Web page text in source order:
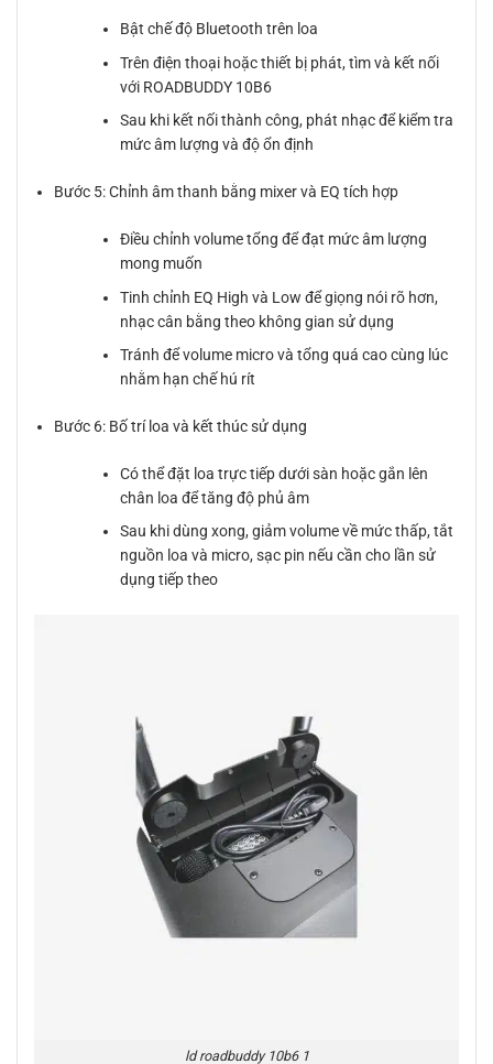
Bật chế độ Bluetooth trên loa
Trên điện thoại hoặc thiết bị phát, tìm và kết nối
với ROADBUDDY 10B6
Sau khi kết nối thành công, phát nhạc để kiểm tra
mức âm lượng và độ ổn định
Bước 5: Chỉnh âm thanh bằng mixer và EQ tích hợp
Điều chỉnh volume tổng để đạt mức âm lượng
mong muốn
Tinh chỉnh EQ High và Low để giọng nói rõ hơn,
nhạc cân bằng theo không gian sử dụng
Tránh để volume micro và tổng quá cao cùng lúc
nhằm hạn chế hú rít
Bước 6: Bố trí loa và kết thúc sử dụng
Có thể đặt loa trực tiếp dưới sàn hoặc gắn lên
chân loa để tăng độ phủ âm
Sau khi dùng xong, giảm volume về mức thấp, tắt
nguồn loa và micro, sạc pin nếu cần cho lần sử
dụng tiếp theo
ld roadbuddy 10b6 1